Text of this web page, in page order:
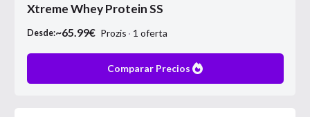
Xtreme Whey Protein SS
Desde:~65.99€ Prozis 1 oferta
Comparar Precios